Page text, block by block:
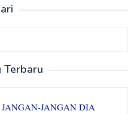
Terbaru
JANGAN DIA